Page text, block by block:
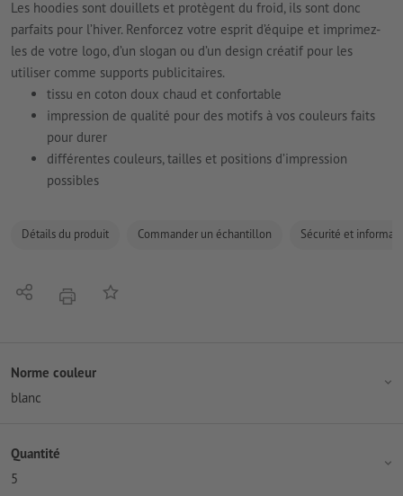
Les hoodies sont douillets et protègent du froid, ils sont donc
parfaits pour l’hiver. Renforcez votre esprit d’équipe et imprimez-
les de votre logo, d’un slogan ou d’un design créatif pour les
utiliser comme supports publicitaires.
tissu en coton doux chaud et confortable
impression de qualité pour des motifs à vos couleurs faits
pour durer
différentes couleurs, tailles et positions d’impression
possibles
Détails du produit Commander un échantillon Sécurité et
PartagerimprimerAjouter à liste d'article
Norme couleur
blanc
Quantité
5